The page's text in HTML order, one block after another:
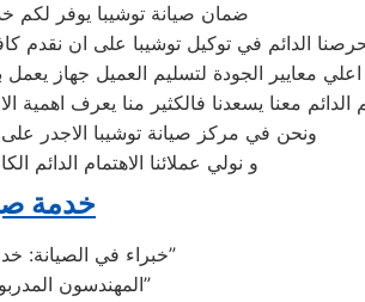
ضمان صيانة توشيبا يوفر لكم
الدائم في توكيل توشيبا على ان نقدم
معايير الجودة لتسليم العميل جهاز
معنا يسعدنا فالكثير منا يعرف اهمية
ونحن في مركز صيانة توشيبا الاجدر
و نولي عملائنا الاهتمام الدائم
خدمة
“خبراء في الصيانة: خدمات المهندسين لتوشيبا تضمن أفضل أداء”
“المهندسون المدربون: صيانة توشيبا بيد خبراء في الميدان”